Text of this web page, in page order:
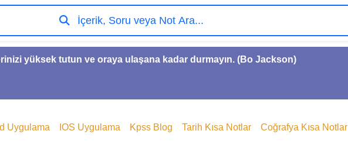
yüksek tutun ve oraya ulaşana kadar durmayın. (Bo Jackson)
İçerik, Soru veya Not Ara...
Uygulama IOS Uygulama Kpss Blog Tarih Kısa Notlar Coğrafya Kısa Notlar